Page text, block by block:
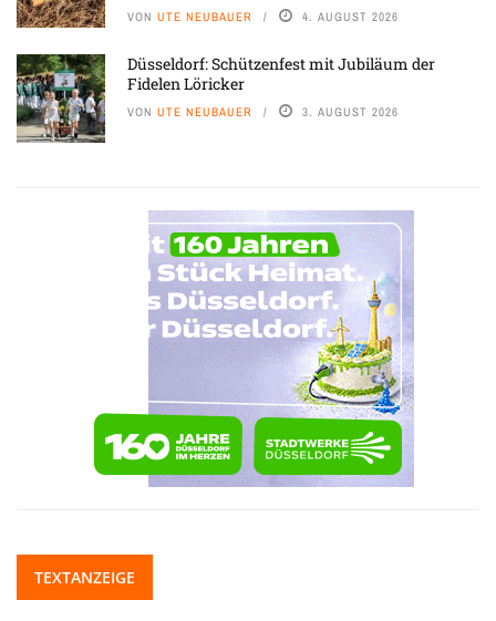
VON UTE NEUBAUER 4. AUGUST 2026
Düsseldorf: Schützenfest mit Jubiläum der
Fidelen Löricker
VON UTE NEUBAUER 3. AUGUST 2026
TEXTANZEIGE